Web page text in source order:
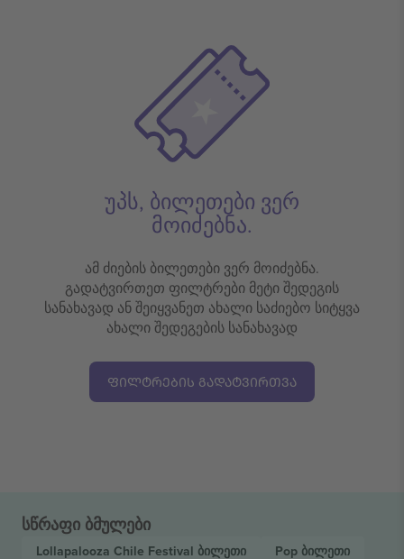
უპს, ბილეთები ვერ
მოიძებნა.
ამ ძიების ბილეთები ვერ მოიძებნა.
გადატვირთეთ ფილტრები მეტი შედეგის
სანახავად ან შეიყვანეთ ახალი საძიებო სიტყვა
ახალი შედეგების სანახავად
ᲤᲘᲚᲢᲠᲔᲑᲘᲡ ᲒᲐᲓᲐᲢᲕᲘᲠᲗᲕᲐ
სწრაფი ბმულები
Lollapalooza Chile Festival ბილეთი Pop ბილეთი